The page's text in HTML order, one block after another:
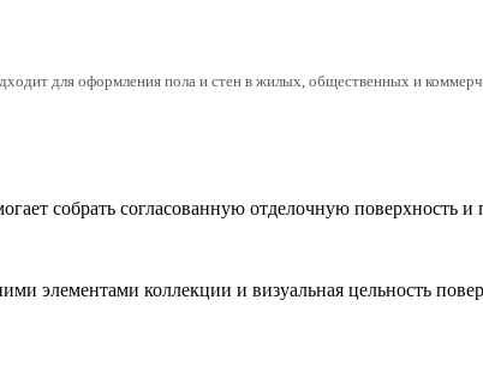
для оформления пола и стен в жилых, общественных и
собрать согласованную отделочную поверхность
элементами коллекции и визуальная цельность